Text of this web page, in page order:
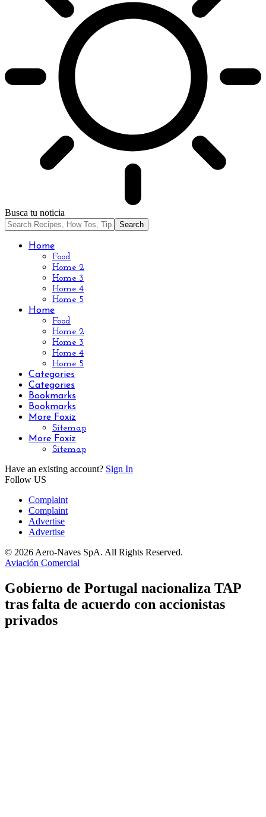
Busca tu noticia
Home
Food
Home 2
Home 3
Home 4
Home 5
Home
Food
Home 2
Home 3
Home 4
Home 5
Categories
Categories
Bookmarks
Bookmarks
More Foxiz
Sitemap
More Foxiz
Sitemap
Have an existing account? Sign In
Follow US
Complaint
Complaint
Advertise
Advertise
© 2026 Aero-Naves SpA. All Rights Reserved.
Aviación Comercial
Gobierno de Portugal nacionaliza TAP
tras falta de acuerdo con accionistas
privados